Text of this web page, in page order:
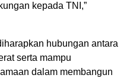
kepada TNI,”
hubungan antara
serta mampu
dalam membangun